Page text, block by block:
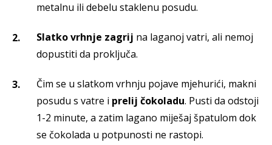
metalnu ili debelu staklenu posudu.
Slatko vrhnje zagrij na laganoj vatri, ali nemoj
dopustiti da proključa.
Čim se u slatkom vrhnju pojave mjehurići, makni
posudu s vatre i prelij čokoladu. Pusti da odstoji
1-2 minute, a zatim lagano miješaj špatulom dok
se čokolada u potpunosti ne rastopi.